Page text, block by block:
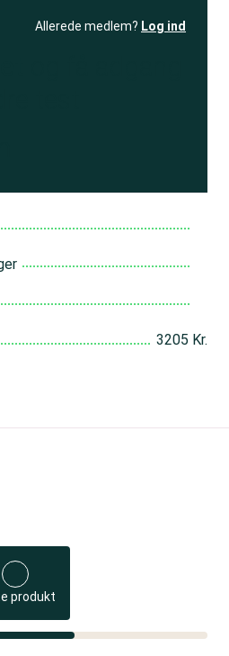
Allerede medlem? Log ind
3205 Kr.
produkt